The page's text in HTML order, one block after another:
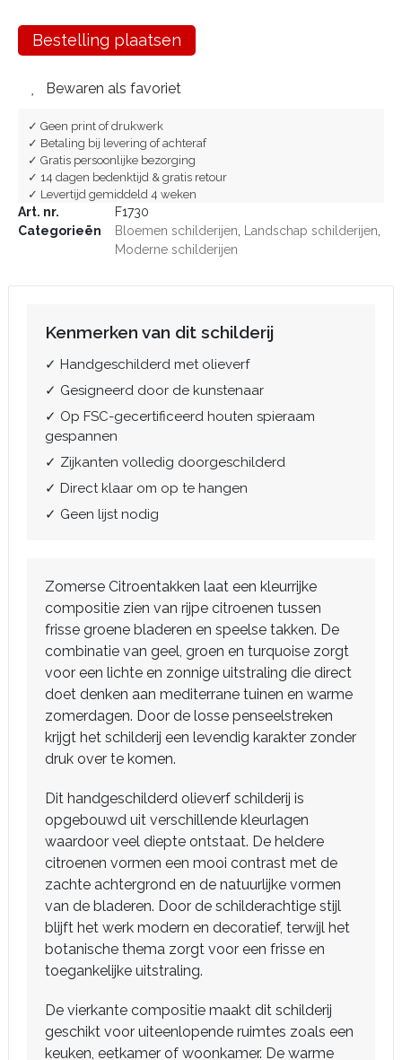
Bestelling plaatsen
Bewaren als favoriet
✓ Geen print of drukwerk
✓ Betaling bij levering of achteraf
✓ Gratis persoonlijke bezorging
✓ 14 dagen bedenktijd & gratis retour
✓ Levertijd gemiddeld 4 weken
Art. nr.
F1730
Categorieën
Bloemen schilderijen Landschap schilderijen
Moderne schilderijen
Kenmerken van dit schilderij
✓ Handgeschilderd met olieverf
✓ Gesigneerd door de kunstenaar
✓ Op FSC-gecertificeerd houten spieraam
gespannen
✓ Zijkanten volledig doorgeschilderd
✓ Direct klaar om op te hangen
✓ Geen lijst nodig
Zomerse Citroentakken laat een kleurrijke
compositie zien van rijpe citroenen tussen
frisse groene bladeren en speelse takken. De
combinatie van geel, groen en turquoise zorgt
voor een lichte en zonnige uitstraling die direct
doet denken aan mediterrane tuinen en warme
zomerdagen. Door de losse penseelstreken
krijgt het schilderij een levendig karakter zonder
druk over te komen.
Dit handgeschilderd olieverf schilderij is
opgebouwd uit verschillende kleurlagen
waardoor veel diepte ontstaat. De heldere
citroenen vormen een mooi contrast met de
zachte achtergrond en de natuurlijke vormen
van de bladeren. Door de schilderachtige stijl
blijft het werk modern en decoratief, terwijl het
botanische thema zorgt voor een frisse en
toegankelijke uitstraling.
De vierkante compositie maakt dit schilderij
geschikt voor uiteenlopende ruimtes zoals een
keuken, eetkamer of woonkamer. De warme